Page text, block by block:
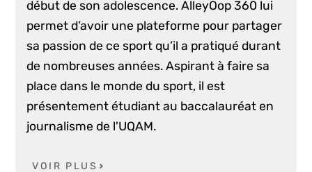
début de son adolescence. AlleyOop 360 lui
permet d’avoir une plateforme pour partager
sa passion de ce sport qu’il a pratiqué durant
de nombreuses années. Aspirant à faire sa
place dans le monde du sport, il est
présentement étudiant au baccalauréat en
journalisme de l'UQAM.
VOIR PLUS